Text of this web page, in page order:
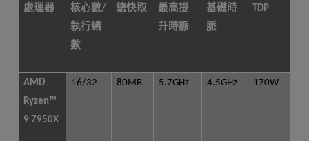
處理器
核心數/
執行緒
數
總快取
最高提
升時脈
基礎時
脈
TDP
AMD
Ryzen™
9 7950X
16/32 80MB 5.7GHz 4.5GHz 170W